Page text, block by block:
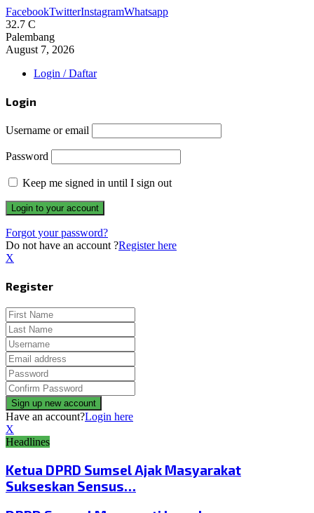
FacebookTwitterInstagramWhatsapp
32.7 C
Palembang
August 7, 2026
Login / Daftar
Login
Username or email
Password
Keep me signed in until I sign out
Forgot your password?
Do not have an account ?Register here
X
Register
Have an account?Login here
X
Headlines
Ketua DPRD Sumsel Ajak Masyarakat
Sukseskan Sensus…